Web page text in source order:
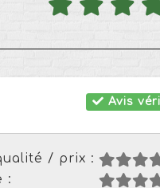
Avis
/ prix :
: